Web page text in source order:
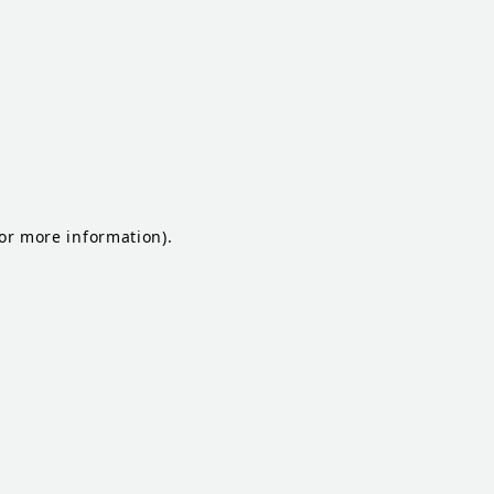
more information).